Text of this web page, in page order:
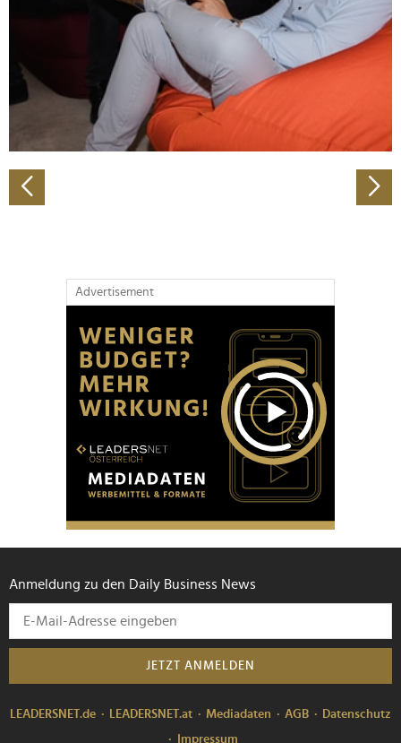
personalisieren, Funktionen für soziale Medien anbieten
zu können und die Zugriffe auf unsere Website zu
analysieren. Außerdem geben wir Informationen zu Ihrer
Verwendung unserer Website an unsere Partner für
soziale Medien, Werbung und Analysen weiter. Unsere
Partner führen diese Informationen möglicherweise mit
weiteren Daten zusammen, die Sie ihnen bereitgestellt
gesammelt haben.
Advertisement
Anmeldung zu den Daily Business News
JETZT ANMELDEN
LEADERSNET.de LEADERSNET.at Mediadaten AGB
Datenschutz
Impressum